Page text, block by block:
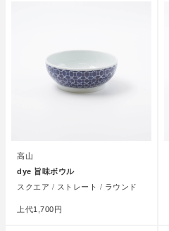
高山
dye 旨味ボウル
スクエア / ストレート / ラウンド
上代1,700円